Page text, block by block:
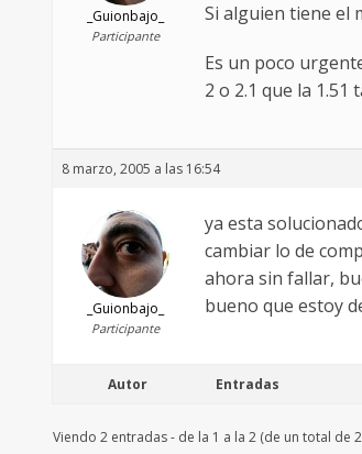
_Guionbajo_
Participante
Si alguien tiene el
Es un poco
2 o 2.1 que la
8 marzo, 2005 a las 16:54
_Guionbajo_
Participante
ya esta
cambiar lo de
ahora sin fallar,
bueno que estoy
Autor Entradas
Viendo 2 entradas - de la 1 a la 2 (de un total de